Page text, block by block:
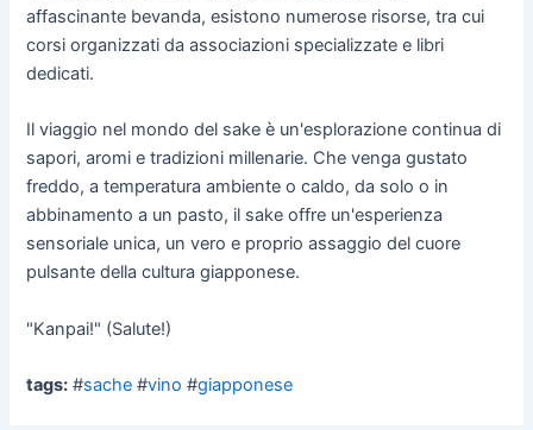
affascinante bevanda, esistono numerose risorse, tra cui
corsi organizzati da associazioni specializzate e libri
dedicati.
Il viaggio nel mondo del sake è un'esplorazione continua di
sapori, aromi e tradizioni millenarie. Che venga gustato
freddo, a temperatura ambiente o caldo, da solo o in
abbinamento a un pasto, il sake offre un'esperienza
sensoriale unica, un vero e proprio assaggio del cuore
pulsante della cultura giapponese.
"Kanpai!" (Salute!)
tags: #sache #vino #giapponese